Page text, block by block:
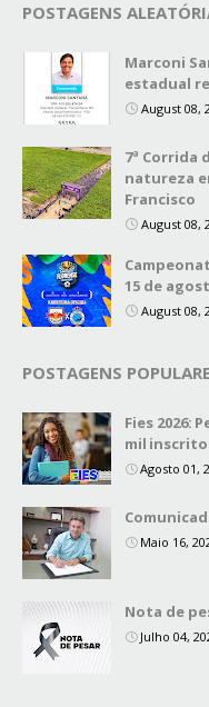
POSTAGENS
Marconi
estadual
August 08,
7ª Corrida
natureza
Francisco
August 08,
15 de
August 08,
POSTAGENS
Fies 2026:
mil
Agosto 01,
Maio 16,
Nota de
Julho 04,